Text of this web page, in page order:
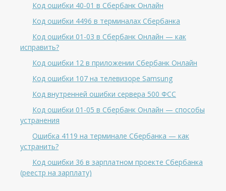
Код ошибки 40-01 в Сбербанк Онлайн
Код ошибки 4496 в терминалах Сбербанка
Код ошибки 01-03 в Сбербанк Онлайн — как
исправить?
Код ошибки 12 в приложении Сбербанк Онлайн
Код ошибки 107 на телевизоре Samsung
Код внутренней ошибки сервера 500 ФСС
Код ошибки 01-05 в Сбербанк Онлайн — способы
устранения
Ошибка 4119 на терминале Сбербанка — как
устранить?
Код ошибки 36 в зарплатном проекте Сбербанка
(реестр на зарплату)